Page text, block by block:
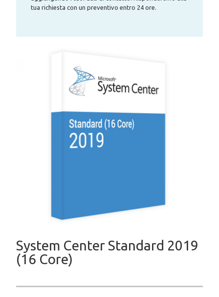
tua richiesta con un preventivo entro 24 ore.
System Center Standard 2019
(16 Core)